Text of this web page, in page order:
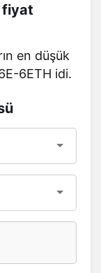
fiyat
en düşük
6ETH idi.